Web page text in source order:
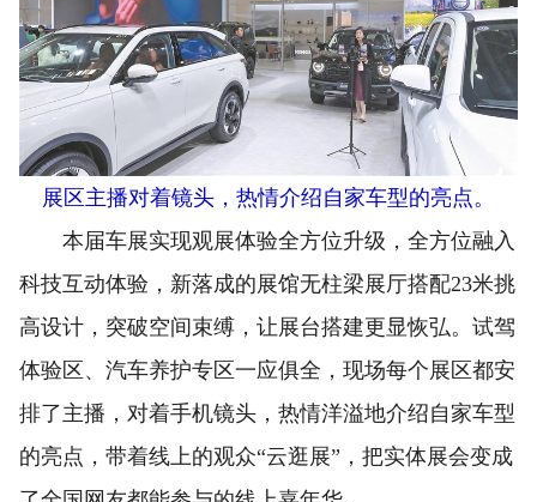
展区主播对着镜头，热情介绍自家车型的亮点。
本届车展实现观展体验全方位升级，全方位融入
科技互动体验，新落成的展馆无柱梁展厅搭配23米挑
高设计，突破空间束缚，让展台搭建更显恢弘。试驾
体验区、汽车养护专区一应俱全，现场每个展区都安
排了主播，对着手机镜头，热情洋溢地介绍自家车型
的亮点，带着线上的观众“云逛展”，把实体展会变成